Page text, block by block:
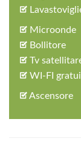
Microonde
Bollitore
Tv
WI-FI
Ascensore